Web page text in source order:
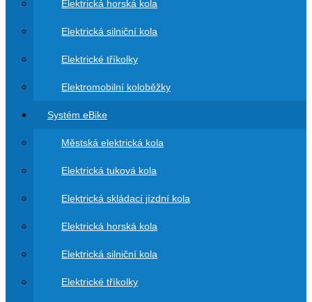
Elektrická horská kola
Elektrická silniční kola
Elektrické tříkolky
Elektromobilní koloběžky
Systém eBike
Městská elektrická kola
Elektrická tuková kola
Elektrická skládací jízdní kola
Elektrická horská kola
Elektrická silniční kola
Elektrické tříkolky